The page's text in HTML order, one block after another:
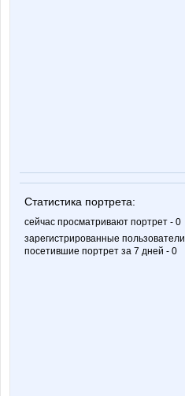
Статистика портрета:
сейчас просматривают портрет - 0
зарегистрированные пользователи
посетившие портрет за 7 дней - 0